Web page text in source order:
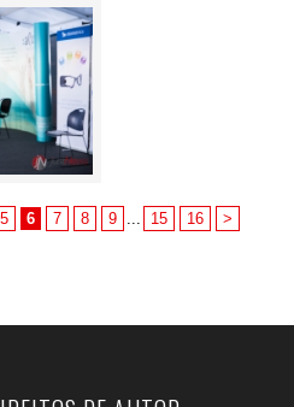
5 6 7 8 9 ... 15 16 >